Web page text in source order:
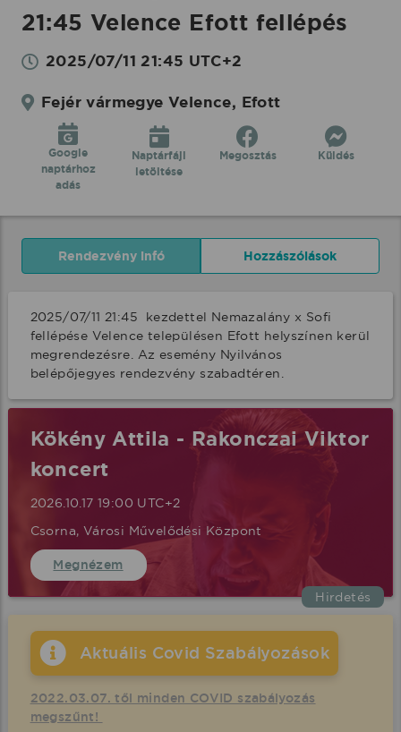
21:45 Velence Efott fellépés
2025/07/11 21:45 UTC+2
Fejér vármegye Velence, Efott
Google
naptárhoz
adás
Naptárfájl
letöltése
Megosztás Küldés
Rendezvény infó Hozzászólások
2025/07/11 21:45  kezdettel Nemazalány x Sofi
fellépése Velence településen Efott helyszínen kerül
megrendezésre. Az esemény Nyilvános
belépőjegyes rendezvény szabadtéren.
Hirdetés
Kökény Attila - Rakonczai Viktor
koncert
2026.10.17 19:00 UTC+2
Csorna, Városi Művelődési Központ
Megnézem
Aktuális Covid Szabályozások
2022.03.07. től minden COVID szabályozás
megszűnt!